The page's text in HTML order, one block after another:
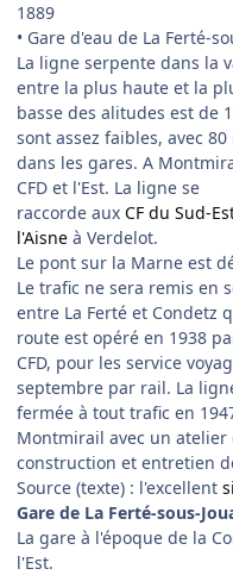
1889
• Gare d'eau de La Ferté-
La ligne serpente dans la
entre la plus haute et la
basse des alitudes est de
sont assez faibles, avec 80
dans les gares. A
CFD et l'Est. La ligne se
raccorde aux CF du Sud-
l'Aisne à Verdelot.
Le pont sur la Marne est
Le trafic ne sera remis en
entre La Ferté et Condetz
route est opéré en 1938
CFD, pour les service
septembre par rail. La
fermée à tout trafic en
Montmirail avec un atelier
construction et entretien
Source (texte) : l'excellent
Gare de La Ferté-sous-
La gare à l'époque de la
l'Est.